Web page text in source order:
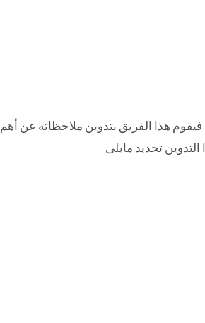
هذا الفريق بتدوين ملاحظاته عن أهم
تحديد مايلى